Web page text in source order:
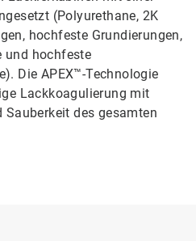
(Polyurethane, 2K
hochfeste Grundierungen,
und hochfeste
Die APEX™-Technologie
Lackkoagulierung mit
des gesamten